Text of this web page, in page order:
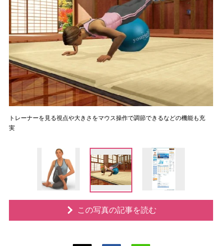
トレーナーを見る視点や大きさをマウス操作で調節できるなどの機能も充
実
この写真の記事を読む